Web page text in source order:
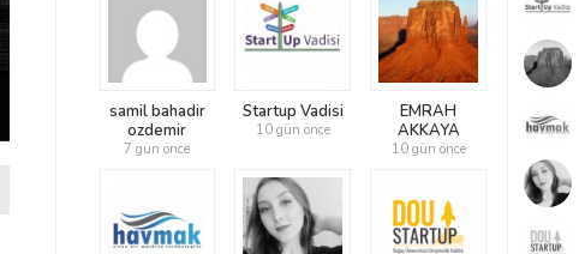
samil bahadir
ozdemir
7 gün önce
Startup Vadisi
10 gün önce
EMRAH
AKKAYA
10 gün önce